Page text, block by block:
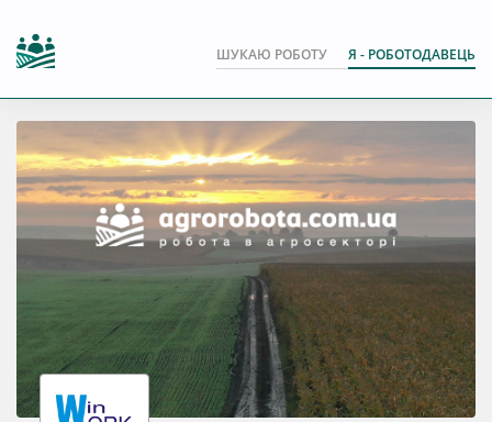
ШУКАЮ РОБОТУ Я - РОБОТОДАВЕЦЬ